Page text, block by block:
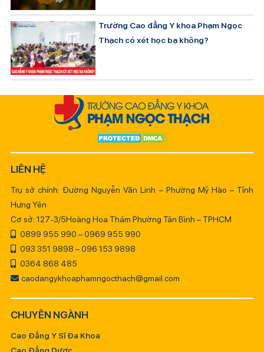
Trường Cao đẳng Y khoa Phạm Ngọc
Thạch có xét học bạ không?
LIÊN HỆ
Trụ sở chính: Đường Nguyễn Văn Linh – Phường Mỹ Hào – Tỉnh
Hưng Yên
Cơ sở: 127-3/5Hoàng Hoa Thám Phường Tân Bình – TPHCM
0899 955 990 – 0969 955 990
093 351 9898 – 096 153 9898
0364 868 485
caodangykhoaphamngocthach@gmail.com
CHUYÊN NGÀNH
Cao Đẳng Y Sĩ Đa Khoa
Cao Đẳng Dược